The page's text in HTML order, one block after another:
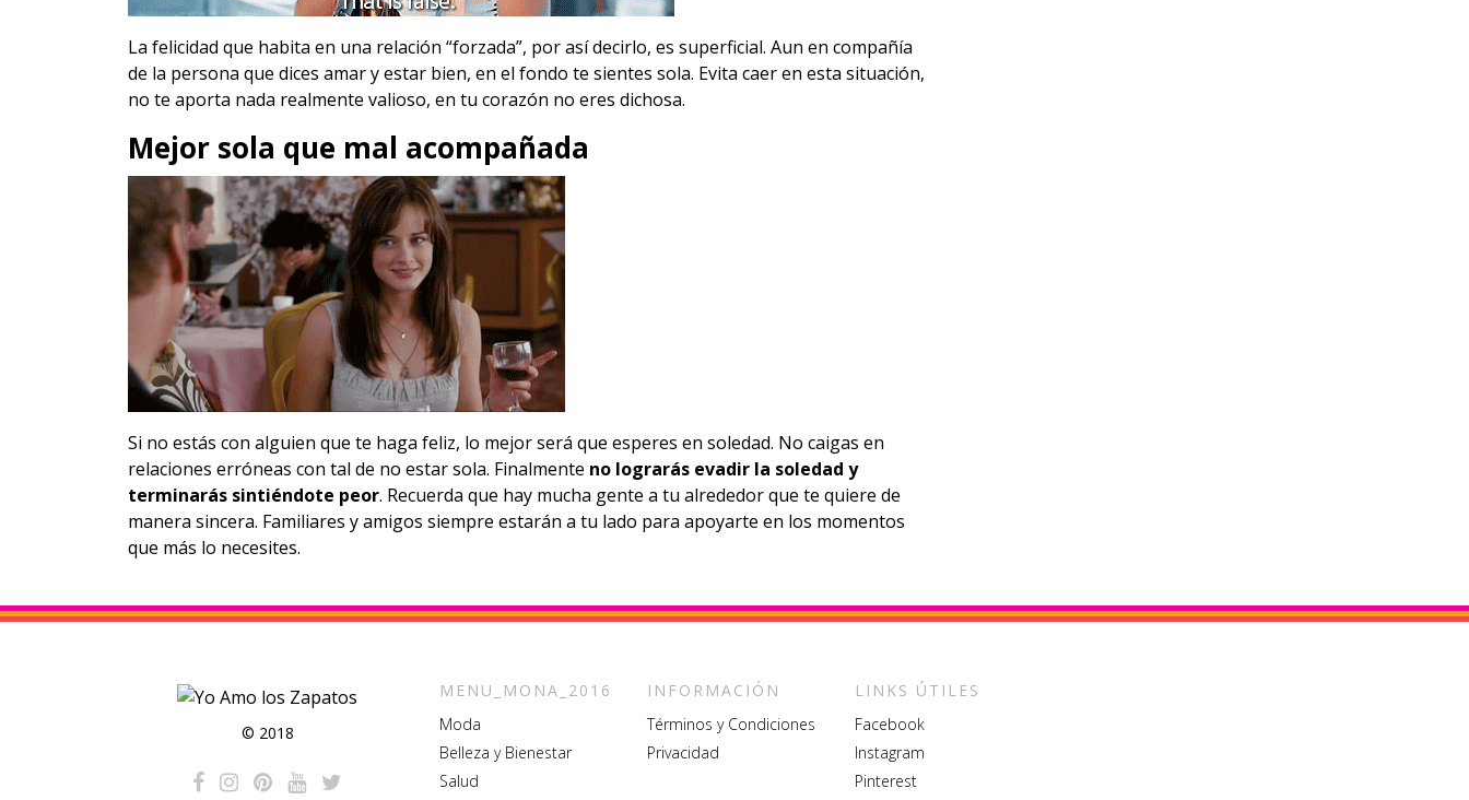
La felicidad que habita en una relación “forzada”, por así decirlo, es superficial. Aun en compañía
de la persona que dices amar y estar bien, en el fondo te sientes sola. Evita caer en esta situación,
no te aporta nada realmente valioso, en tu corazón no eres dichosa.
Mejor sola que mal acompañada
Si no estás con alguien que te haga feliz, lo mejor será que esperes en soledad. No caigas en
relaciones erróneas con tal de no estar sola. Finalmente no lograrás evadir la soledad y
terminarás sintiéndote peor. Recuerda que hay mucha gente a tu alrededor que te quiere de
manera sincera. Familiares y amigos siempre estarán a tu lado para apoyarte en los momentos
que más lo necesites.
© 2018
MENU_MONA_2016
Moda
Belleza y Bienestar
Salud
INFORMACIÓN
Términos y Condiciones
Privacidad
LINKS ÚTILES
Facebook
Instagram
Pinterest